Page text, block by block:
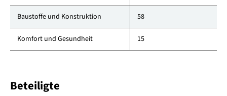
Baustoffe und Konstruktion 58
Komfort und Gesundheit 15
Beteiligte